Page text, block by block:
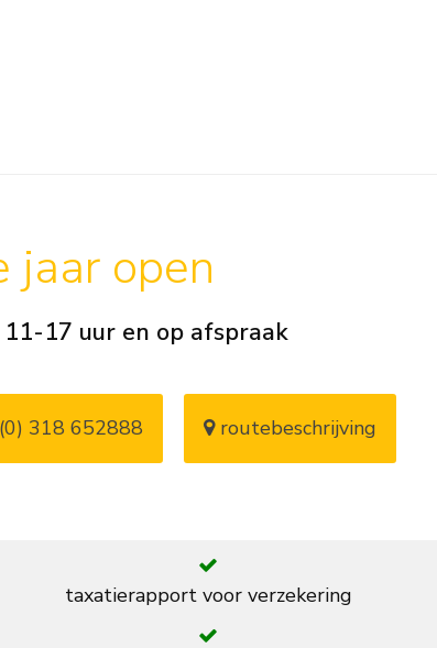
jaar open
17 uur en op afspraak
318 652888 routebeschrijving
taxatierapport voor verzekering